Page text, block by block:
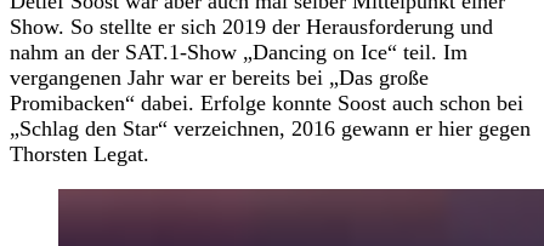
Show. So stellte er sich 2019 der Herausforderung und
nahm an der SAT.1-Show „Dancing on Ice“ teil. Im
vergangenen Jahr war er bereits bei „Das große
Promibacken“ dabei. Erfolge konnte Soost auch schon bei
„Schlag den Star“ verzeichnen, 2016 gewann er hier gegen
Thorsten Legat.